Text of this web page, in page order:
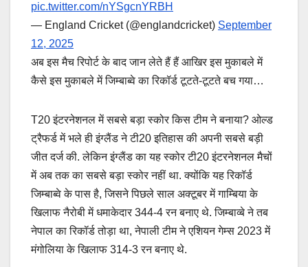
pic.twitter.com/nYSgcnYRBH
— England Cricket (@englandcricket) September
12, 2025
अब इस मैच र‍िपोर्ट के बाद जान लेते हैं हैं आख‍िर इस मुकाबले में
कैसे इस मुकाबले में ज‍िम्बाब्वे का रिकॉर्ड टूटते-टूटते बच गया…
T20 इंटरनेशनल में सबसे बड़ा स्कोर किस टीम ने बनाया? ओल्ड
ट्रैफर्ड में भले ही इंग्लैंड ने टी20 इत‍िहास की अपनी सबसे बड़ी
जीत दर्ज की. लेकिन इंग्लैंड का यह स्कोर टी20 इंटरनेशनल मैचों
में अब तक का सबसे बड़ा स्कोर नहीं था. क्योंकि यह रिकॉर्ड
जिम्बाब्वे के पास है, ज‍िसने प‍िछले साल अक्टूबर में गाम्बिया के
खिलाफ नैरोबी में धमाकेदार 344-4 रन बनाए थे. ज‍िम्बाव्बे ने तब
नेपाल का रिकॉर्ड तोड़ा था, नेपाली टीम ने एशियन गेम्स 2023 में
मंगोलिया के खिलाफ 314-3 रन बनाए थे.